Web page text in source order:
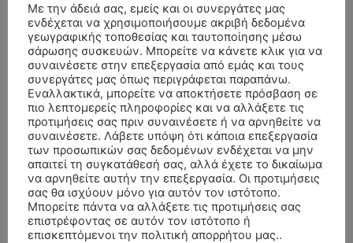
- Advertisment -
Με την άδειά σας, εμείς και οι συνεργάτες μας
ενδέχεται να χρησιμοποιήσουμε ακριβή δεδομένα
γεωγραφικής τοποθεσίας και ταυτοποίησης μέσω
σάρωσης συσκευών. Μπορείτε να κάνετε κλικ για να
συναινέσετε στην επεξεργασία από εμάς και τους
συνεργάτες μας όπως περιγράφεται παραπάνω.
Εναλλακτικά, μπορείτε να αποκτήσετε πρόσβαση σε
πιο λεπτομερείς πληροφορίες και να αλλάξετε τις
προτιμήσεις σας πριν συναινέσετε ή να αρνηθείτε να
συναινέσετε. Λάβετε υπόψη ότι κάποια επεξεργασία
των προσωπικών σας δεδομένων ενδέχεται να μην
απαιτεί τη συγκατάθεσή σας, αλλά έχετε το δικαίωμα
να αρνηθείτε αυτήν την επεξεργασία. Οι προτιμήσεις
σας θα ισχύουν μόνο για αυτόν τον ιστότοπο.
Μπορείτε πάντα να αλλάξετε τις προτιμήσεις σας
επιστρέφοντας σε αυτόν τον ιστότοπο ή
επισκεπτόμενοι την πολιτική απορρήτου μας..